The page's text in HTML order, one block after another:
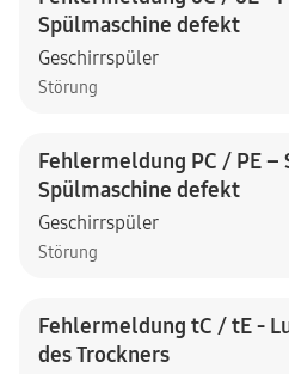
Spülmaschine defekt
Geschirrspüler
Störung
Fehlermeldung PC / PE –
Spülmaschine defekt
Geschirrspüler
Störung
Fehlermeldung tC / tE -
des Trockners